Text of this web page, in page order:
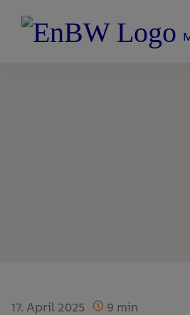
17. April 2025 9 min